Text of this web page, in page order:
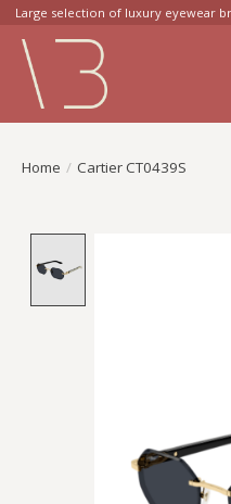
Large selection of luxury eyewear
Home / Cartier CT0439S